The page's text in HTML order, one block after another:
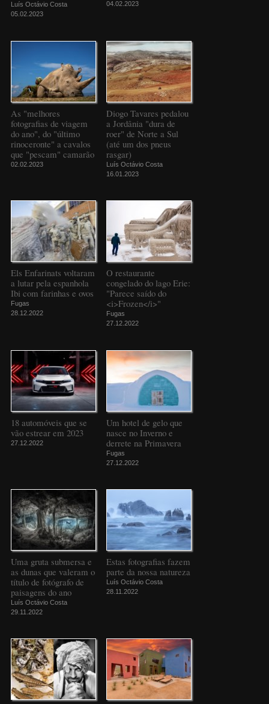
Luís Octávio Costa
05.02.2023
04.02.2023
As "melhores
fotografias de viagem
do ano", do "último
rinoceronte" a cavalos
que "pescam" camarão
02.02.2023
Diogo Tavares pedalou
a Jordânia "dura de
roer" de Norte a Sul
(até um dos pneus
rasgar)
Luís Octávio Costa
16.01.2023
Els Enfarinats voltaram
a lutar pela espanhola
Ibi com farinhas e ovos
Fugas
28.12.2022
O restaurante
congelado do lago Erie:
"Parece saído do
<i>Frozen</i>"
Fugas
27.12.2022
18 automóveis que se
vão estrear em 2023
27.12.2022
Um hotel de gelo que
nasce no Inverno e
derrete na Primavera
Fugas
27.12.2022
Uma gruta submersa e
as dunas que valeram o
título de fotógrafo de
paisagens do ano
Luís Octávio Costa
29.11.2022
Estas fotografias fazem
parte da nossa natureza
Luís Octávio Costa
28.11.2022